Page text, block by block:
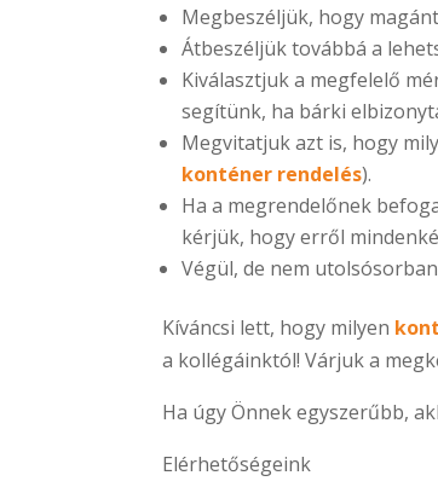
Megbeszéljük, hogy
Átbeszéljük továbbá a
Kiválasztjuk a megfelelő
segítünk, ha bárki
Megvitatjuk azt is, hogy
konténer rendelés).
Ha a megrendelőnek
kérjük, hogy erről
Végül, de nem
Kíváncsi lett, hogy milyen
a kollégáinktól! Várjuk a
Ha úgy Önnek egyszerűbb,
Elérhetőségeink